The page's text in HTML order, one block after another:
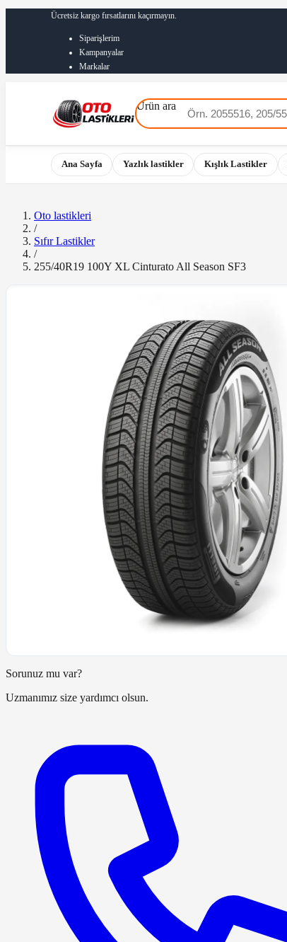
Ücretsiz kargo fırsatlarını kaçırmayın.
Siparişlerim
Kampanyalar
Markalar
Ürün ara
Ana Sayfa Yazlık lastikler Kışlık Lastikler
Oto lastikleri
/
Sıfır Lastikler
/
255/40R19 100Y XL Cinturato All Season SF3
Sorunuz mu var?
Uzmanımız size yardımcı olsun.